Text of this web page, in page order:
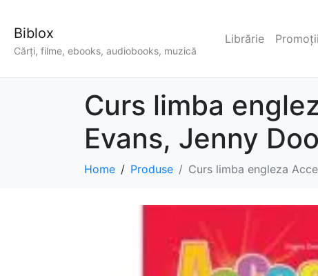
Biblox
Cărți, filme, ebooks, audiobooks, muzică
Librărie Promoții
Curs limba
Evans, Jenny
Home Produse Curs limba engleza